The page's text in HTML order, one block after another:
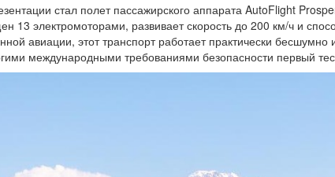
стал полет пассажирского аппарата AutoFlight
13 электромоторами, развивает скорость до 200 км/ч и
авиации, этот транспорт работает практически
международными требованиями безопасности первый